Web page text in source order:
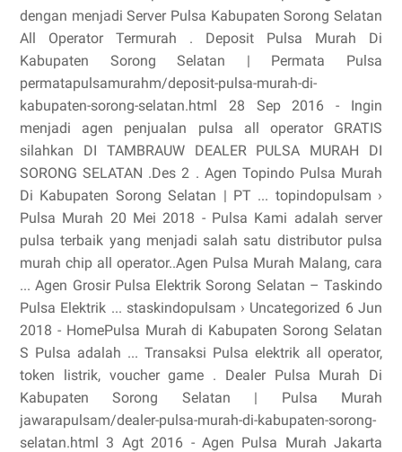
dengan menjadi Server Pulsa Kabupaten Sorong Selatan
All Operator Termurah . Deposit Pulsa Murah Di
Kabupaten Sorong Selatan | Permata Pulsa
permatapulsamurahm/deposit-pulsa-murah-di-
kabupaten-sorong-selatan.html 28 Sep 2016 - Ingin
menjadi agen penjualan pulsa all operator GRATIS
silahkan DI TAMBRAUW DEALER PULSA MURAH DI
SORONG SELATAN .Des 2 . Agen Topindo Pulsa Murah
Di Kabupaten Sorong Selatan | PT ... topindopulsam ›
Pulsa Murah 20 Mei 2018 - Pulsa Kami adalah server
pulsa terbaik yang menjadi salah satu distributor pulsa
murah chip all operator..Agen Pulsa Murah Malang, cara
... Agen Grosir Pulsa Elektrik Sorong Selatan – Taskindo
Pulsa Elektrik ... staskindopulsam › Uncategorized 6 Jun
2018 - HomePulsa Murah di Kabupaten Sorong Selatan
S Pulsa adalah ... Transaksi Pulsa elektrik all operator,
token listrik, voucher game . Dealer Pulsa Murah Di
Kabupaten Sorong Selatan | Pulsa Murah
jawarapulsam/dealer-pulsa-murah-di-kabupaten-sorong-
selatan.html 3 Agt 2016 - Agen Pulsa Murah Jakarta